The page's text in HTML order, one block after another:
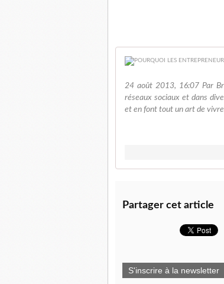
24 août 2013, 16:07 Par
réseaux sociaux et dans
et en font tout un art de
Partager cet article
S'inscrire à la newsletter